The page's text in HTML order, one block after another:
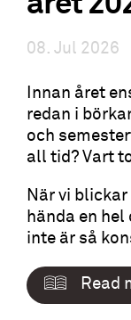
08. Jul 2026
Innan året
redan i
och
all tid? Vart
När vi
hända en
inte är så
Read